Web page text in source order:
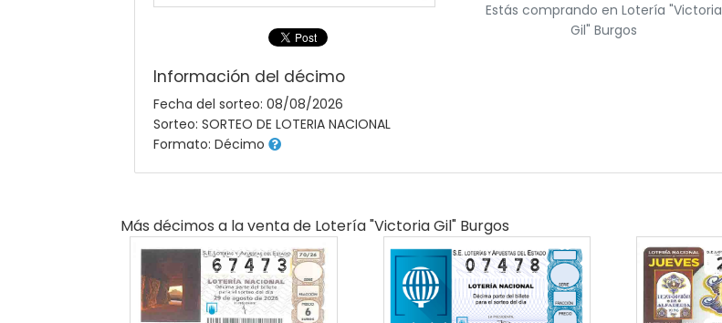
Información del décimo
Fecha del sorteo: 08/08/2026
Sorteo: SORTEO DE LOTERIA NACIONAL
Formato: Décimo
Estás comprando en Lotería "victoria
Gil" Burgos
Más décimos a la venta de Lotería "victoria Gil" Burgos